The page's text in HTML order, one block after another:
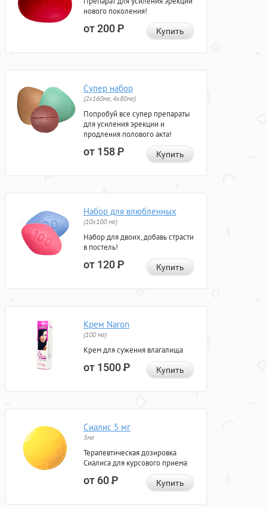
нового поколения!
от 200Р Купить
Супер набор
(2х160мг, 4х80мг)
Попробуй все супер препараты
для усиления эрекции и
продления полового акта!
от 158Р Купить
Набор для влюбленных
(10х100 мг)
Набор для двоих, добавь страсти
в постель!
от 120Р Купить
Крем Naron
(100 мг)
Крем для сужения влагалища
от 1500Р Купить
Сиалис 5 мг
5мг
Терапевтическая дозировка
Сиалиса для курсового приема
от 60Р Купить